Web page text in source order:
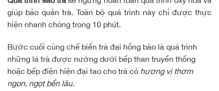
giúp bảo quản trà. Toàn bộ quá trình này chỉ được thực
hiện nhanh chóng trong 10 phút.
Bước cuối cùng chế biến trà đại hồng bào là quá trình
những lá trà được nướng dưới bếp than truyền thống
hoặc bếp điện hiện đại tạo cho trà có hương vị thơm
ngon, ngọt bền lâu.